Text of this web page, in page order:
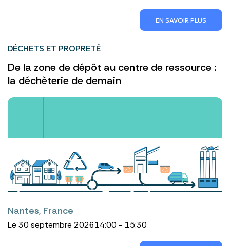
EN SAVOIR PLUS
DÉCHETS ET PROPRETÉ
De la zone de dépôt au centre de ressource :
la déchèterie de demain
Nantes, France
Le 30 septembre 202614:00 - 15:30